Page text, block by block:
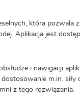
która
Aplikacja jest
i nawigacji
m.in. siły
z tego rozwiązania.